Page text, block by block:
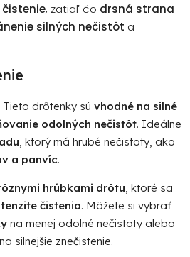
, zatiaľ čo drsná strana
silných nečistôt a
: Tieto drôtenky sú vhodné na silné
odolných nečistôt. Ideálne
, ktorý má hrubé nečistoty, ako
a panvíc.
hrúbkami drôtu , ktoré sa
čistenia. Môžete si vybrať
na menej odolné nečistoty alebo
na silnejšie znečistenie.